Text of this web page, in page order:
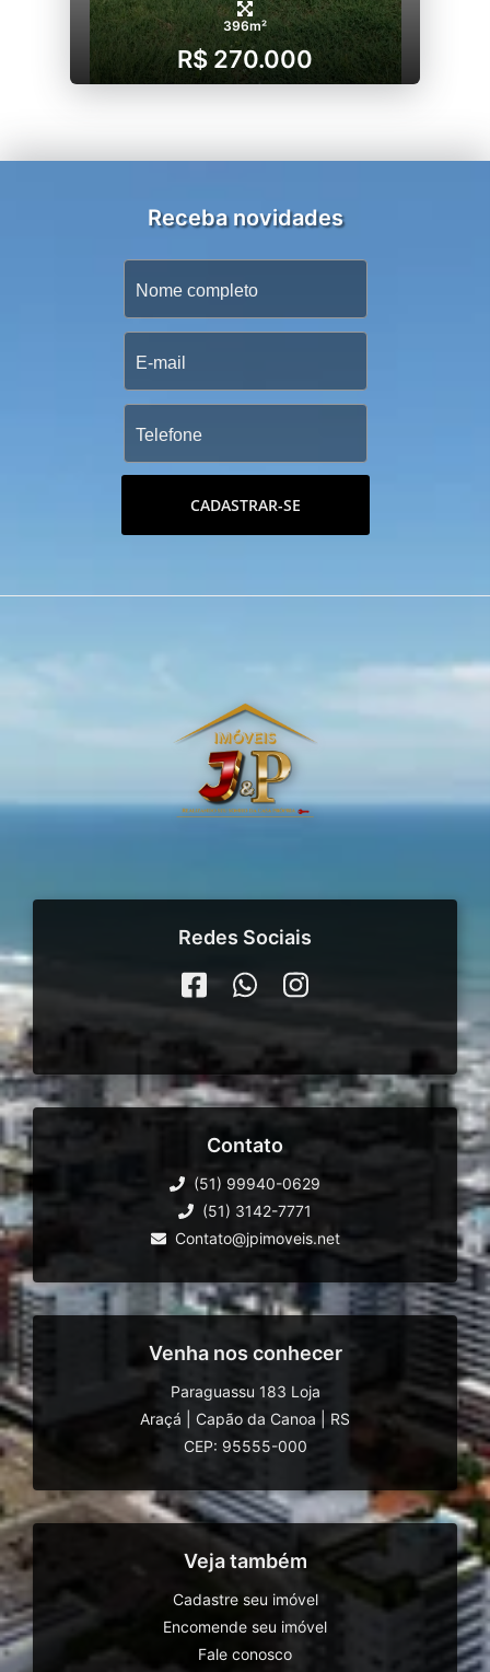
396m²
R$ 270.000
Receba novidades
CADASTRAR-SE
Redes Sociais
Contato
(51) 99940-0629
(51) 3142-7771
Contato@jpimoveis.net
Venha nos conhecer
Paraguassu 183 Loja
Araçá
Capão da Canoa
RS
CEP: 95555-000
Veja também
Cadastre seu imóvel
Encomende seu imóvel
Fale conosco